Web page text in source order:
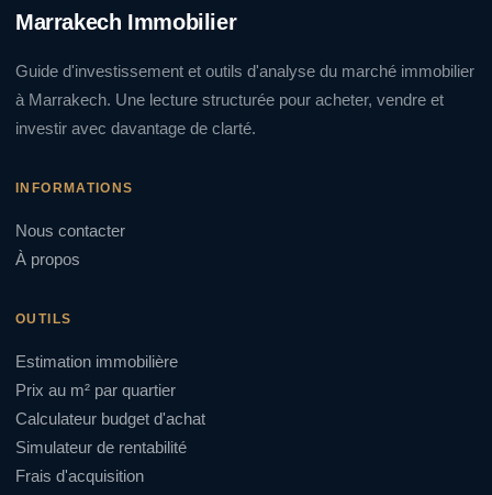
Marrakech Immobilier
Guide d'investissement et outils d'analyse du marché immobilier
à Marrakech. Une lecture structurée pour acheter, vendre et
investir avec davantage de clarté.
INFORMATIONS
Nous contacter
À propos
OUTILS
Estimation immobilière
Prix au m² par quartier
Calculateur budget d'achat
Simulateur de rentabilité
Frais d'acquisition